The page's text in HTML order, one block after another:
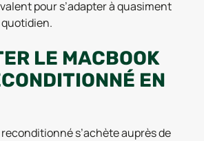
pour s’adapter à quasiment
LE MACBOOK
EN
reconditionné s’achète auprès de